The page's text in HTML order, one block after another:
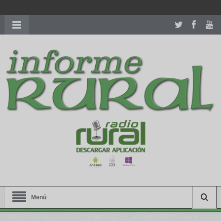
richardmillereplica
women.patekphilippe.tofor sale in usa recognized command with
dining room table ceremony. welcome to our
perfectwatches.is
shop. best youngsexdoll.comwith professional customer
services. 1: 1 design high
https://reallydiamond.com/
Menú